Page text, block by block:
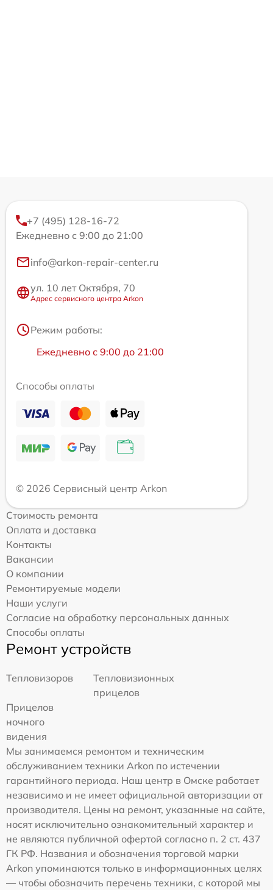
+7 (495) 128-16-72
Ежедневно с 9:00 до 21:00
info@arkon-repair-center.ru
ул. 10 лет Октября, 70
Адрес сервисного центра Arkon
Режим работы:
Ежедневно с 9:00 до 21:00
Способы оплаты
© 2026 Сервисный центр Arkon
Стоимость ремонта
Оплата и доставка
Контакты
Вакансии
О компании
Ремонтируемые модели
Наши услуги
Согласие на обработку персональных данных
Способы оплаты
Ремонт устройств
Тепловизоров
Тепловизионных
прицелов
Прицелов
ночного
видения
Мы занимаемся ремонтом и техническим
обслуживанием техники Arkon по истечении
гарантийного периода. Наш центр в Омске работает
независимо и не имеет официальной авторизации от
производителя. Цены на ремонт, указанные на сайте,
носят исключительно ознакомительный характер и
не являются публичной офертой согласно п. 2 ст. 437
ГК РФ. Названия и обозначения торговой марки
Arkon упоминаются только в информационных целях
— чтобы обозначить перечень техники, с которой мы